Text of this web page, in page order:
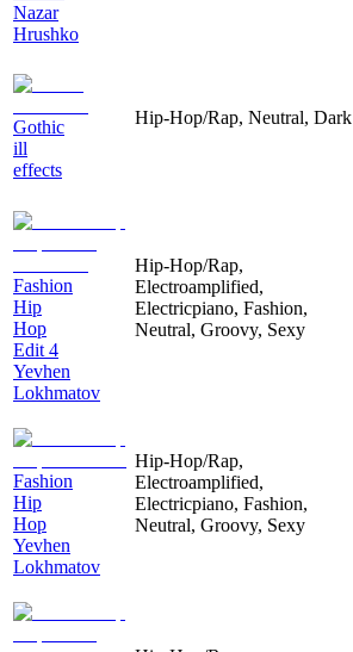
Nazar
Hrushko
Gothic
ill
effects
Hip-Hop/Rap, Neutral, Dark
Fashion
Hip
Hop
Edit 4
Yevhen
Lokhmatov
Hip-Hop/Rap,
Electroamplified,
Electricpiano, Fashion,
Neutral, Groovy, Sexy
Fashion
Hip
Hop
Yevhen
Lokhmatov
Hip-Hop/Rap,
Electroamplified,
Electricpiano, Fashion,
Neutral, Groovy, Sexy